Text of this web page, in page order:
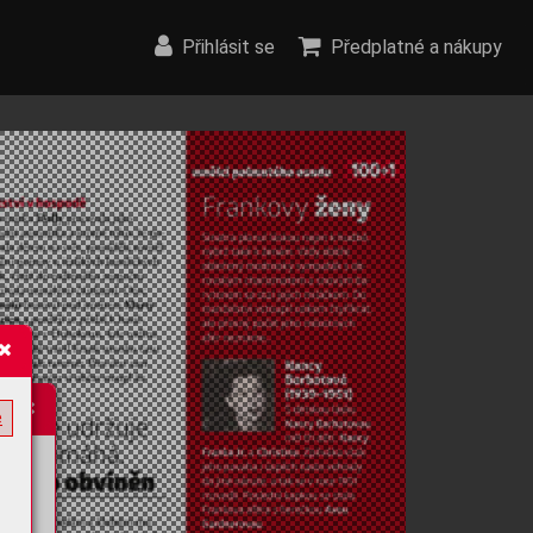
Přihlásit se Předplatné a nákupy